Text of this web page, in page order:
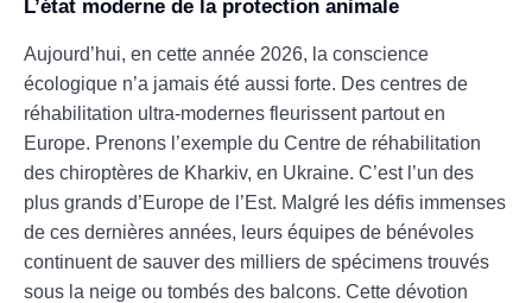
L’état moderne de la protection animale
Aujourd’hui, en cette année 2026, la conscience
écologique n’a jamais été aussi forte. Des centres de
réhabilitation ultra-modernes fleurissent partout en
Europe. Prenons l’exemple du Centre de réhabilitation
des chiroptères de Kharkiv, en Ukraine. C’est l’un des
plus grands d’Europe de l’Est. Malgré les défis immenses
de ces dernières années, leurs équipes de bénévoles
continuent de sauver des milliers de spécimens trouvés
sous la neige ou tombés des balcons. Cette dévotion